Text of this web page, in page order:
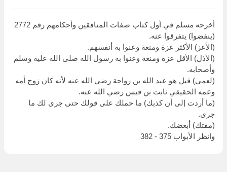
أخرجه مسلم في أول كتاب صفات المنافقين وأحكامهم رقم 2772
(ينفضوا) يتفرقوا عنه.
(الأعز) الأكثر عزة ومنعة وعنوا به أنفسهم.
(الأذل) الأقل عزة ومنعة وعنوا به رسول الله صلى الله عليه وسلم
وأصحابه.
(لعمي) قيل هو عبد الله بن رواحة رضي الله عنه لأنه كان زوج أمه
وعمه الحقيقي ثابت بن قيس رضي الله عنه.
(ما أردت إلى أن كذبك) ما حملك على قولك حتى جرى لك ما
جرى.
(مقتك) أبغضك.
وانظر الأبواب 375 - 382